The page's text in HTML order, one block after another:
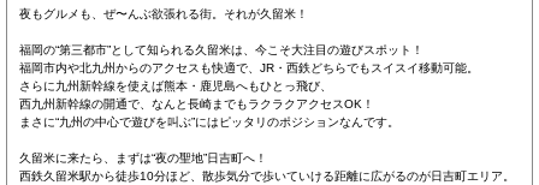
夜もグルメも、ぜ〜んぶ欲張れる街。それが久留米！
福岡の“第三都市”として知られる久留米は、今こそ大注目の遊びスポット！
福岡市内や北九州からのアクセスも快適で、JR・西鉄どちらでもスイスイ移動可能。
さらに九州新幹線を使えば熊本・鹿児島へもひとっ飛び、
西九州新幹線の開通で、なんと長崎までもラクラクアクセスOK！
まさに“九州の中心で遊びを叫ぶ”にはピッタリのポジションなんです。
久留米に来たら、まずは“夜の聖地”日吉町へ！
西鉄久留米駅から徒歩10分ほど、散歩気分で歩いていける距離に広がるのが日吉町エリア。